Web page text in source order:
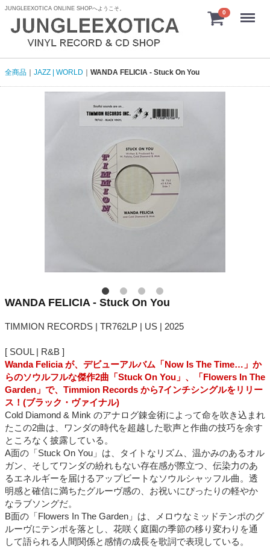
JUNGLEEXOTICA ONLINE SHOPへようこそ。
0 menu
全商品 JAZZ | WORLD WANDA FELICIA - Stuck On You
WANDA FELICIA - Stuck On You
TIMMION RECORDS | TR762LP | US | 2025
[ SOUL | R&B ]
Wanda Felicia が、デビューアルバム「Now Is The Time…」か
らのソウルフルな傑作2曲「Stuck On You」、「Flowers In The
Garden」で、Timmion Records から7インチシングルをリリー
ス！(ブラック・ヴァイナル)
Cold Diamond & Mink のアナログ錬金術によって命を吹き込まれ
たこの2曲は、ワンダの時代を超越した歌声と作曲の技巧を余す
ところなく披露している。
A面の「Stuck On You」は、タイトなリズム、温かみのあるオル
ガン、そしてワンダの紛れもない存在感が際立つ、伝染力のあ
るエネルギーを届けるアップビートなソウルシャッフル曲。透
明感と確信に満ちたグルーヴ感の、お祝いにぴったりの軽やか
なラブソングだ。
B面の「Flowers In The Garden」は、メロウなミッドテンポのグ
ルーヴにテンポを落とし、花咲く庭園の季節の移り変わりを通
して語られる人間関係と感情の成長を歌詞で表現している。